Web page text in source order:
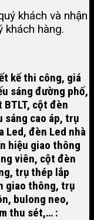
khách và nhận
hàng.
kế thi công, giá
sáng đường phố,
cột đèn
cao áp, trụ
Led, đèn Led nhà
hiệu giao thông
viên, cột đèn
trụ thép lắp
giao thông, trụ
bulong neo,
thu sét,… :